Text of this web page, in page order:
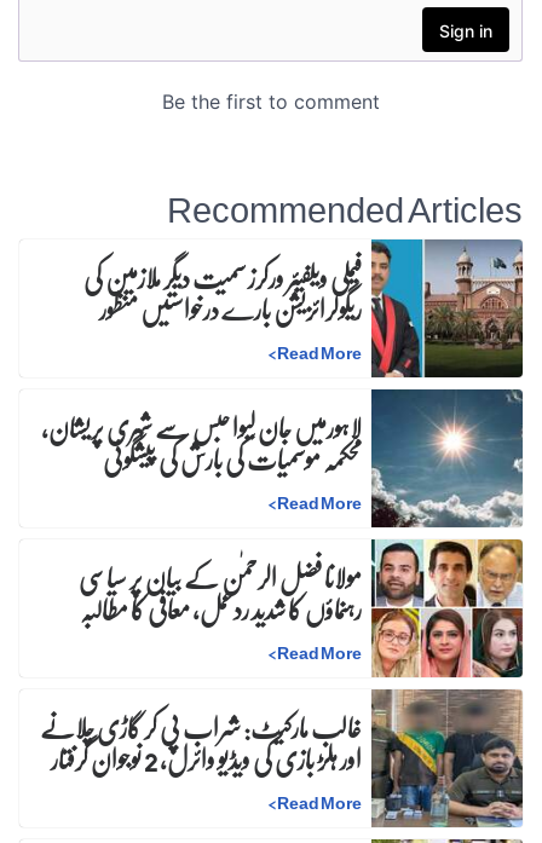
Recommended Articles
فیملی ویلفیئر ورکرز سمیت دیگر ملازمین کی
ریگولرائزیشن بارے درخواستیں منظور
Read More
>
لاہورمیں جان لیوا حبس سے شہری پریشان،
محکمہ موسمیات کی بارش کی پیشگوئی
Read More
>
مولانا فضل الرحمٰن کے بیان پر سیاسی
رہنماؤں کا شدید ردعمل، معافی کا مطالبہ
Read More
>
غالب مارکیٹ: شراب پی کر گاڑی چلانے
اور ہلڑ بازی کی ویڈیو وائرل، 2 نوجوان گرفتار
Read More
>